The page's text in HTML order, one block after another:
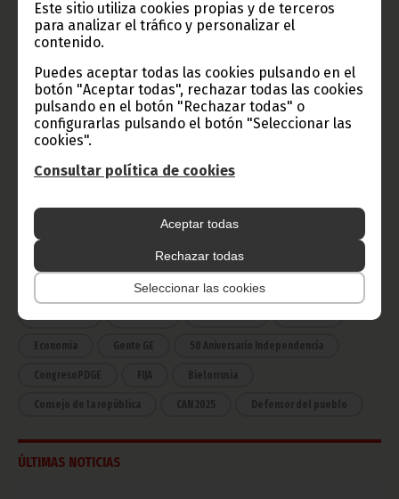
Este sitio utiliza cookies propias y de terceros
para analizar el tráfico y personalizar el
contenido.
Puedes aceptar todas las cookies pulsando en el
botón "Aceptar todas", rechazar todas las cookies
pulsando en el botón "Rechazar todas" o
configurarlas pulsando el botón "Seleccionar las
cookies".
Consultar política de cookies
Aceptar todas
Rechazar todas
Seleccionar las cookies
TVGE
Radio Nacional de Guinea
Ecuatorial
Haz click aquí para escuchar ahora
Noticias
África
Deportes Vicepresidencia
Economía Gente GE 50 Aniversario Independencia
CongresoPDGE FIJA Bielorrusia
Consejo de la república CAN 2025 Defensor del pueblo
ÚLTIMAS NOTICIAS